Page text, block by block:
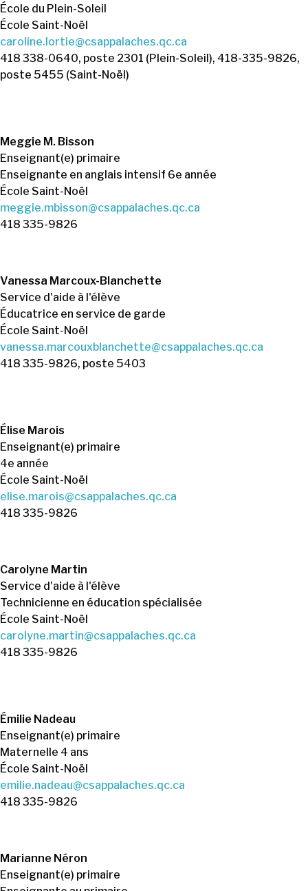
École du Plein-Soleil
École Saint-Noël
caroline.lortie@csappalaches.qc.ca
418 338-0640, poste 2301 (Plein-Soleil), 418-335-9826,
poste 5455 (Saint-Noël)
Meggie M. Bisson
Enseignant(e) primaire
Enseignante en anglais intensif 6e année
École Saint-Noël
meggie.mbisson@csappalaches.qc.ca
418 335-9826
Vanessa Marcoux-Blanchette
Service d'aide à l'élève
Éducatrice en service de garde
École Saint-Noël
vanessa.marcouxblanchette@csappalaches.qc.ca
418 335-9826, poste 5403
Élise Marois
Enseignant(e) primaire
4e année
École Saint-Noël
elise.marois@csappalaches.qc.ca
418 335-9826
Carolyne Martin
Service d'aide à l'élève
Technicienne en éducation spécialisée
École Saint-Noël
carolyne.martin@csappalaches.qc.ca
418 335-9826
Émilie Nadeau
Enseignant(e) primaire
Maternelle 4 ans
École Saint-Noël
emilie.nadeau@csappalaches.qc.ca
418 335-9826
Marianne Néron
Enseignant(e) primaire